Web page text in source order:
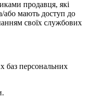
продавця, які
або мають доступ до
своїх службових
баз персональних